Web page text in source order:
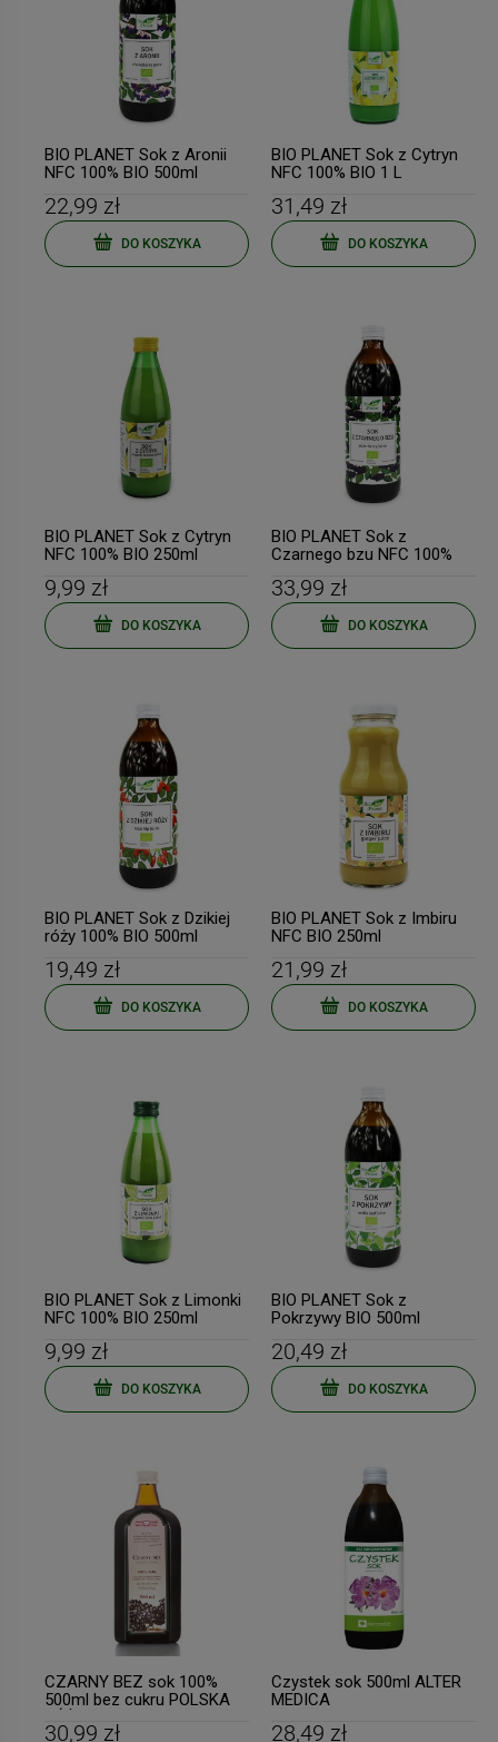
BIO PLANET Sok z Aronii
NFC 100% BIO 500ml
22,99 zł
DO KOSZYKA
BIO PLANET Sok z Cytryn
NFC 100% BIO 1 L
31,49 zł
DO KOSZYKA
BIO PLANET Sok z Cytryn
NFC 100% BIO 250ml
9,99 zł
DO KOSZYKA
BIO PLANET Sok z
Czarnego bzu NFC 100%
33,99 zł
DO KOSZYKA
BIO PLANET Sok z Dzikiej
róży 100% BIO 500ml
19,49 zł
DO KOSZYKA
BIO PLANET Sok z Imbiru
NFC BIO 250ml
21,99 zł
DO KOSZYKA
BIO PLANET Sok z Limonki
NFC 100% BIO 250ml
9,99 zł
DO KOSZYKA
BIO PLANET Sok z
Pokrzywy BIO 500ml
20,49 zł
DO KOSZYKA
CZARNY BEZ sok 100%
500ml bez cukru POLSKA
30,99 zł
Czystek sok 500ml ALTER
MEDICA
28,49 zł